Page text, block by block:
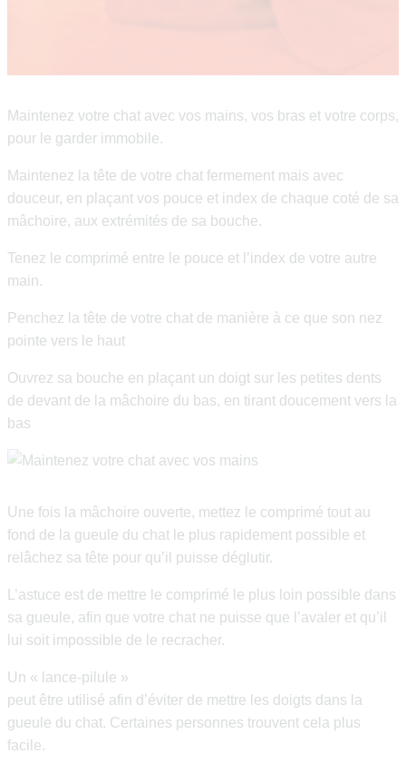
Maintenez votre chat avec vos mains, vos bras et votre corps,
pour le garder immobile.
Maintenez la tête de votre chat fermement mais avec
douceur, en plaçant vos pouce et index de chaque coté de sa
mâchoire, aux extrémités de sa bouche.
Tenez le comprimé entre le pouce et l’index de votre autre
main.
Penchez la tête de votre chat de manière à ce que son nez
pointe vers le haut
Ouvrez sa bouche en plaçant un doigt sur les petites dents
de devant de la mâchoire du bas, en tirant doucement vers la
bas
Une fois la mâchoire ouverte, mettez le comprimé tout au
fond de la gueule du chat le plus rapidement possible et
relâchez sa tête pour qu’il puisse déglutir.
L’astuce est de mettre le comprimé le plus loin possible dans
sa gueule, afin que votre chat ne puisse que l’avaler et qu’il
lui soit impossible de le recracher.
Un « lance-pilule »
peut être utilisé afin d’éviter de mettre les doigts dans la
gueule du chat. Certaines personnes trouvent cela plus
facile.